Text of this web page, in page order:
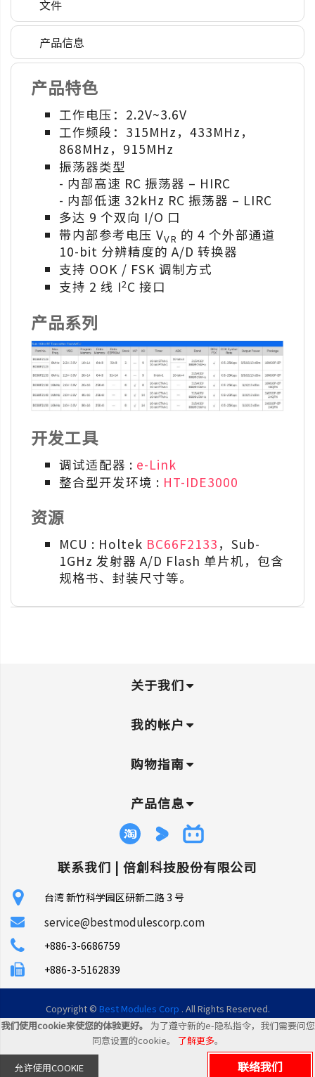
我们使用cookie来使您的体验更好。 为了遵守新的e-隐私指令，我们需要问您
同意设置的cookie。 了解更多。
允许使用COOKIE
文件
产品信息
产品特色
工作电压：2.2V~3.6V
工作频段：315MHz，433MHz，
868MHz，915MHz
振荡器类型
- 内部高速 RC 振荡器 – HIRC
- 内部低速 32kHz RC 振荡器 – LIRC
多达 9 个双向 I/O 口
带内部参考电压 VVR 的 4 个外部通道
10-bit 分辨精度的 A/D 转换器
支持 OOK / FSK 调制方式
支持 2 线 I2C 接口
产品系列
开发工具
调试适配器 : e-Link
整合型开发环境 : HT-IDE3000
资源
MCU : Holtek BC66F2133 ，Sub-
1GHz 发射器 A/D Flash 单片机，包含
规格书、封装尺寸等。
关于我们
我的帐户
购物指南
产品信息
联系我们 | 倍創科技股份有限公司
台湾 新竹科学园区研新二路 3 号
service@bestmodulescorp.com
+886-3-6686759
+886-3-5162839
Copyright © Best Modules Corp . All Rights Reserved.
| 网站地图
联络我们